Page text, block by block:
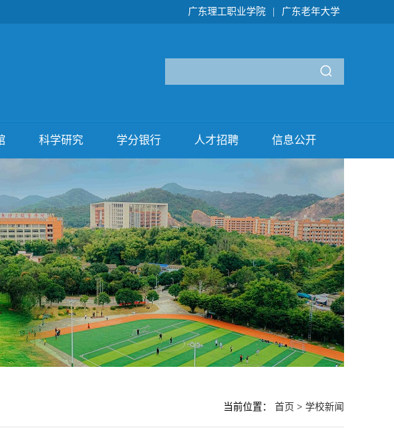
广东理工职业学院 广东老年大学
科学研究 学分银行 人才招聘 信息公开
当前位置： 首页 > 学校新闻